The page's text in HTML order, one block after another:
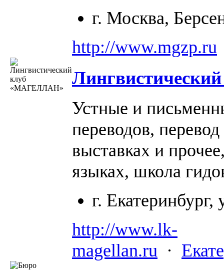
г. Москва,
http://www.mgzp.ru
Устные и
переводов,
выставках и
языках, школа
г.
http://www.lk-
magellan.ru ·